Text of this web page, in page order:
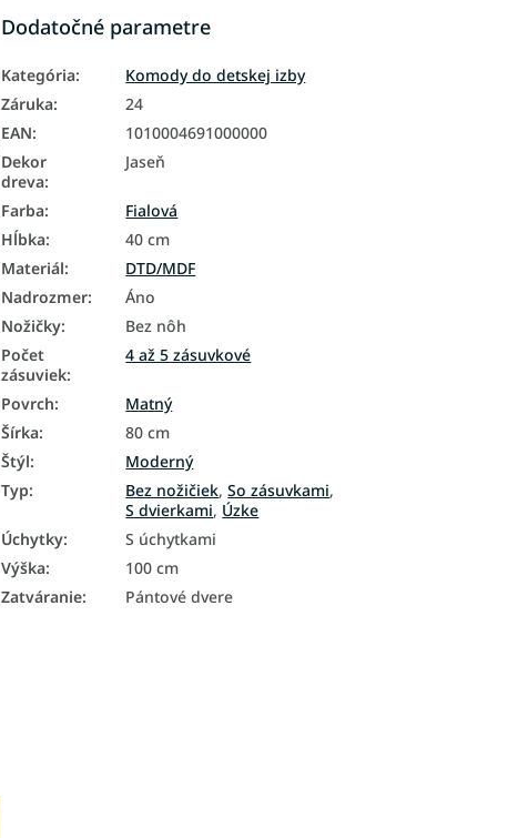
Dodatočné parametre
Kategória:
Komody do detskej izby
Záruka:
24
EAN:
1010004691000000
Dekor
dreva:
Jaseň
Farba:
Fialová
Hĺbka:
40 cm
Materiál:
DTD/MDF
Nadrozmer:
Áno
Nožičky:
Bez nôh
Počet
zásuviek:
4 až 5 zásuvkové
Povrch:
Matný
Šírka:
80 cm
Štýl:
Moderný
Typ: Bez nožičiek,So zásuvkami,
S dvierkami, Úzke
Úchytky:
S úchytkami
Výška:
100 cm
Zatváranie: Pántové dvere